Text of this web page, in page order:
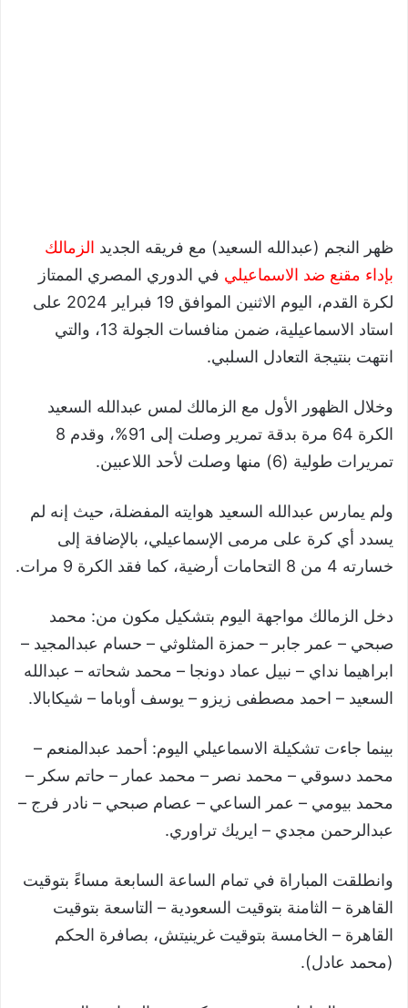
ظهر النجم (عبدالله السعيد) مع فريقه الجديد الزمالك
بإداء مقنع ضد الاسماعيلي في الدوري المصري الممتاز
لكرة القدم، اليوم الاثنين الموافق 19 فبراير 2024 على
استاد الاسماعيلية، ضمن منافسات الجولة 13، والتي
انتهت بنتيجة التعادل السلبي.
وخلال الظهور الأول مع الزمالك لمس عبدالله السعيد
الكرة 64 مرة بدقة تمرير وصلت إلى 91%، وقدم 8
تمريرات طولية (6) منها وصلت لأحد اللاعبين.
ولم يمارس عبدالله السعيد هوايته المفضلة، حيث إنه لم
يسدد أي كرة على مرمى الإسماعيلي، بالإضافة إلى
خسارته 4 من 8 التحامات أرضية، كما فقد الكرة 9 مرات.
دخل الزمالك مواجهة اليوم بتشكيل مكون من: محمد
صبحي – عمر جابر – حمزة المثلوثي – حسام عبدالمجيد –
ابراهيما نداي – نبيل عماد دونجا – محمد شحاته – عبدالله
السعيد – احمد مصطفى زيزو – يوسف أوباما – شيكابالا.
بينما جاءت تشكيلة الاسماعيلي اليوم: أحمد عبدالمنعم –
محمد دسوقي – محمد نصر – محمد عمار – حاتم سكر –
محمد بيومي – عمر الساعي – عصام صبحي – نادر فرج –
عبدالرحمن مجدي – ايريك تراوري.
وانطلقت المباراة في تمام الساعة السابعة مساءً بتوقيت
القاهرة – الثامنة بتوقيت السعودية – التاسعة بتوقيت
القاهرة – الخامسة بتوقيت غرينيتش، بصافرة الحكم
(محمد عادل).